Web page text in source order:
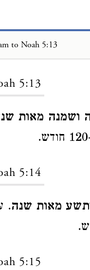
to Noah 5:13
5:13
ושמנה מאות
5:14
מאות שנה
5:15